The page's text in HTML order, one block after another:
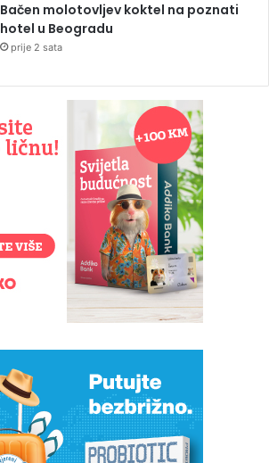
Bačen molotovljev koktel na poznati
hotel u Beogradu
prije 2 sata